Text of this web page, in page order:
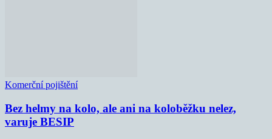
Komerční pojištění
Bez helmy na kolo, ale ani na koloběžku nelez,
varuje BESIP